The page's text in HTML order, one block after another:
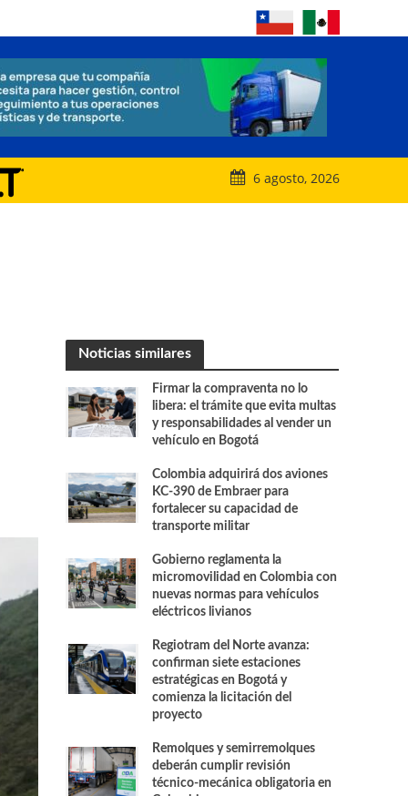
6 agosto, 2026
Noticias similares
Firmar la compraventa no lo
libera: el trámite que evita multas
y responsabilidades al vender un
vehículo en Bogotá
Colombia adquirirá dos aviones
KC-390 de Embraer para
fortalecer su capacidad de
transporte militar
Gobierno reglamenta la
micromovilidad en Colombia con
nuevas normas para vehículos
eléctricos livianos
Regiotram del Norte avanza:
confirman siete estaciones
estratégicas en Bogotá y
comienza la licitación del
proyecto
Remolques y semirremolques
deberán cumplir revisión
técnico-mecánica obligatoria en